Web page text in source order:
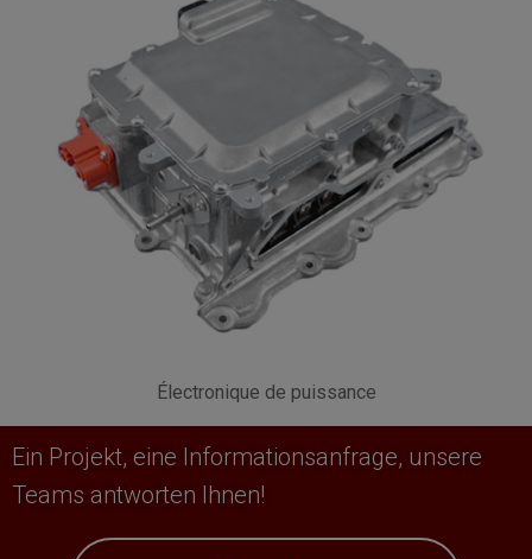
Électronique de puissance
Ein Projekt, eine Informationsanfrage, unsere
Teams antworten Ihnen!